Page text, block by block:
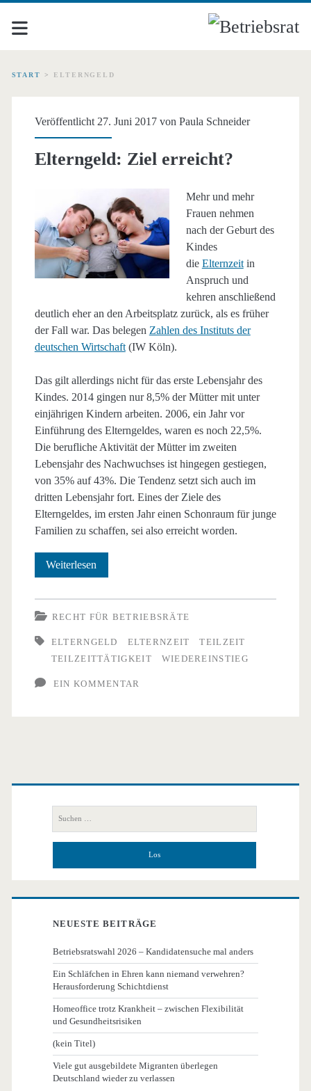
START > ELTERNGELD
Schlagwort:
<span>Elterngeld</
Veröffentlicht 27. Juni 2017 von Paula Schneider
Elterngeld: Ziel erreicht?
Mehr und mehr
Frauen nehmen
nach der Geburt des
Kindes
die Elternzeitin
Anspruch und
kehren anschließend
deutlich eher an den Arbeitsplatz zurück, als es früher
der Fall war. Das belegen Zahlen des Instituts der
deutschen Wirtschaft(IW Köln).
Das gilt allerdings nicht für das erste Lebensjahr des
Kindes. 2014 gingen nur 8,5% der Mütter mit unter
einjährigen Kindern arbeiten. 2006, ein Jahr vor
Einführung des Elterngeldes, waren es noch 22,5%.
Die berufliche Aktivität der Mütter im zweiten
Lebensjahr des Nachwuchses ist hingegen gestiegen,
von 35% auf 43%. Die Tendenz setzt sich auch im
dritten Lebensjahr fort. Eines der Ziele des
Elterngeldes, im ersten Jahr einen Schonraum für junge
Familien zu schaffen, sei also erreicht worden.
Weiterlesen
erreicht?
RECHT FÜR BETRIEBSRÄTE
ELTERNGELD ELTERNZEIT
TEILZEIT
TEILZEITTÄTIGKEIT
WIEDEREINSTIEG
EIN KOMMENTAR
Primäre
Seitenleiste
nach:
NEUESTE BEITRÄGE
Betriebsratswahl 2026 – Kandidatensuche mal anders
Ein Schläfchen in Ehren kann niemand verwehren?
Herausforderung Schichtdienst
Homeoffice trotz Krankheit – zwischen Flexibilität
und Gesundheitsrisiken
(kein Titel)
Viele gut ausgebildete Migranten überlegen
Deutschland wieder zu verlassen